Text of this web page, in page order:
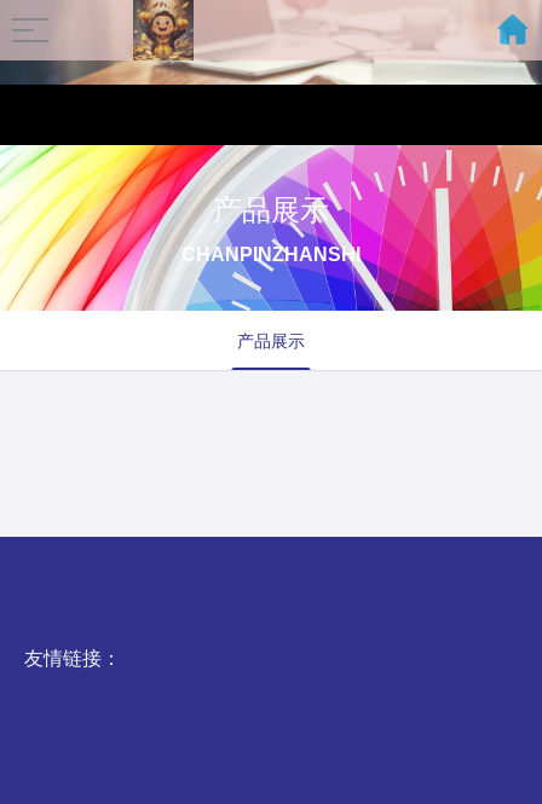
产品展示
CHANPINZHANSHI
产品展示
友情链接：